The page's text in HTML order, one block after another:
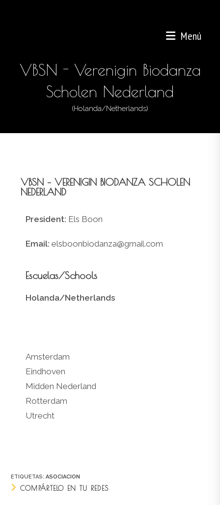
Menú
VBSN - Verenigin Biodanza
Scholen Nederland
(Holanda/Netherlands)
VBSN – VERENIGIN BIODANZA SCHOLEN
NEDERLAND
President: Els Boon
Email: elsboonbiodanza@gmail.com
Escuelas/Schools
Holanda/Netherlands
Amsterdam
Eindhoven
Midden Nederland
Rotterdam
Utrecht
ETIQUETAS:ASOCIACION
COMPÁRTELO EN TU REDES